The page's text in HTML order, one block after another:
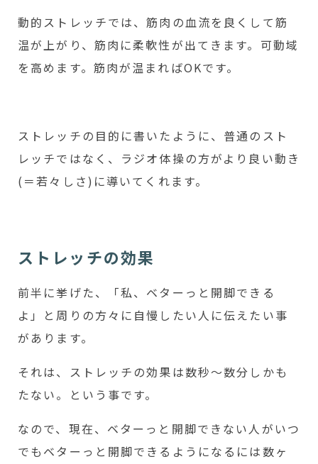
動的ストレッチでは、筋肉の血流を良くして筋
温が上がり、筋肉に柔軟性が出てきます。可動域
を高めます。筋肉が温まればOKです。
ストレッチの目的に書いたように、普通のスト
レッチではなく、ラジオ体操の方がより良い動き
(＝若々しさ)に導いてくれます。
ストレッチの効果
前半に挙げた、「私、ベターっと開脚できる
よ」と周りの方々に自慢したい人に伝えたい事
があります。
それは、ストレッチの効果は数秒～数分しかも
たない。という事です。
なので、現在、ベターっと開脚できない人がいつ
でもベターっと開脚できるようになるには数ヶ